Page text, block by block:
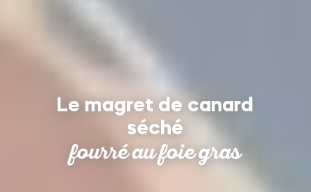
Le magret de canard
séché
fourré au foie gras